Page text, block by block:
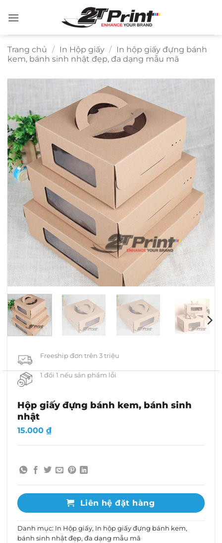
qua
Trang chủ / In Hộp giấy / In hộp giấy đựng bánh
kem, bánh sinh nhật đẹp, đa dạng mẫu mã
Freeship đơn trên 3 triệu
1 đổi 1 nếu sản phẩm lỗi
Hộp giấy đựng bánh kem, bánh sinh
nhật
15.000 ₫
Liên hệ đặt hàng
Danh mục: In Hộp giấy, In hộp giấy đựng bánh kem,
bánh sinh nhật đẹp, đa dạng mẫu mã